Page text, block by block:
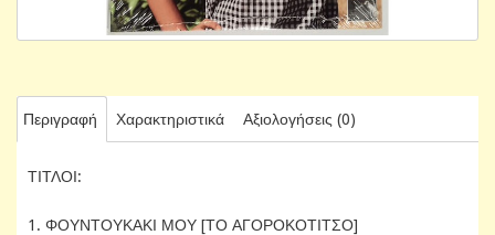
Περιγραφή Χαρακτηριστικά Αξιολογήσεις (0)
ΤΙΤΛΟΙ:
1. ΦΟΥΝΤΟΥΚΑΚΙ ΜΟΥ [ΤΟ ΑΓΟΡΟΚΟΤΙΤΣΟ]